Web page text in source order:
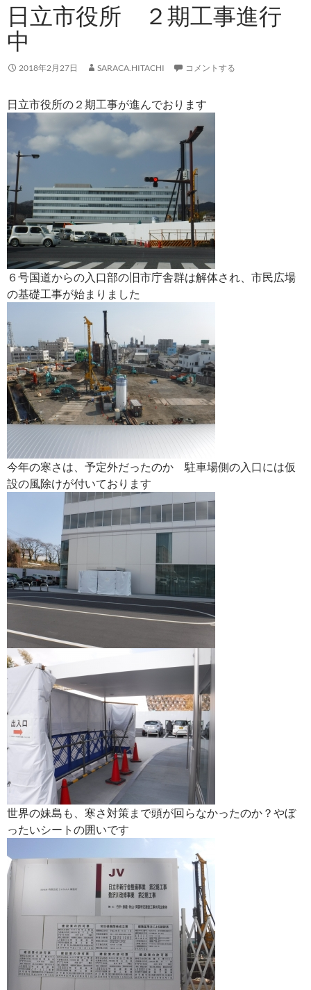
日立市役所 ２期工事進行
中
2018年2月27日 SARACA.HITACHI コメントする
日立市役所の２期工事が進んでおります
６号国道からの入口部の旧市庁舎群は解体され、市民広場
の基礎工事が始まりました
今年の寒さは、予定外だったのか 駐車場側の入口には仮
設の風除けが付いております
世界の妹島も、寒さ対策まで頭が回らなかったのか？やぼ
ったいシートの囲いです